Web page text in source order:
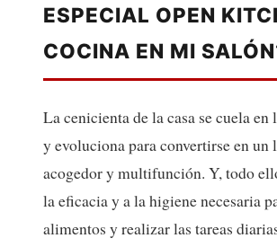
ESPECIAL OPEN
COCINA EN MI
La cenicienta de la casa se cuela en
y evoluciona para convertirse en un
acogedor y multifunción. Y, todo
la eficacia y a la higiene necesaria
alimentos y realizar las tareas